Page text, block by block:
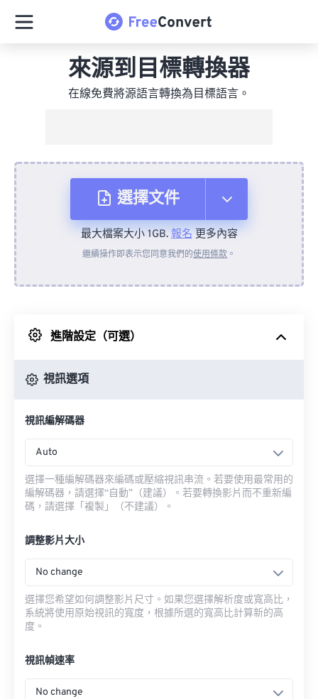
來源到目標轉換器
在線免費將源語言轉換為目標語言。
選擇文件
來自裝置
來自 Google 雲端硬碟
最大檔案大小 1GB.報名更多內容
繼續操作即表示您同意我們的使用條款 。
進階設定（可選）
視訊選項
視訊編解碼器
Auto
選擇一種編解碼器來編碼或壓縮視訊串流。若要使用最常用的
編解碼器，請選擇“自動”（建議）。若要轉換影片而不重新編
碼，請選擇「複製」（不建議）。
調整影片大小
No change
選擇您希望如何調整影片尺寸。如果您選擇解析度或寬高比，
系統將使用原始視訊的寬度，根據所選的寬高比計算新的高
度。
視訊幀速率
No change